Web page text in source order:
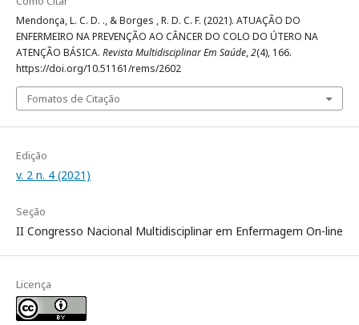
Mendonça, L. C. D. ., & Borges , R. D. C. F. (2021). ATUAÇÃO DO
ENFERMEIRO NA PREVENÇÃO AO CÂNCER DO COLO DO ÚTERO NA
ATENÇÃO BÁSICA. Revista Multidisciplinar Em Saúde,2(4), 166.
https://doi.org/10.51161/rems/2602
Fomatos de Citação
Edição
v. 2 n. 4 (2021)
Seção
II Congresso Nacional Multidisciplinar em Enfermagem On-line
Licença